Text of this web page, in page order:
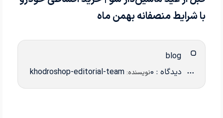
با شرایط منصفانه بهمن ماه
دیدگاه : 0 نویسنده: khodroshop-editorial-team